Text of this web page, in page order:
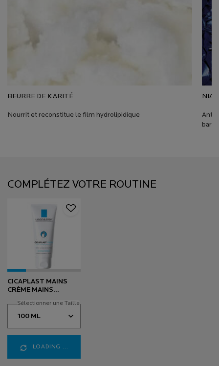
BEURRE DE KARITÉ
Nourrit et reconstitue le film hydrolipidique
Anti-
COMPLÉTEZ VOTRE ROUTINE
CICAPLAST MAINS
CRÈME MAINS
Sélectionner une Taille
LOADING ...